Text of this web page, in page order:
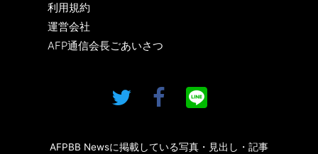
利用規約
運営会社
AFP通信会長ごあいさつ
AFPBB Newsに掲載している写真・見出し・記事